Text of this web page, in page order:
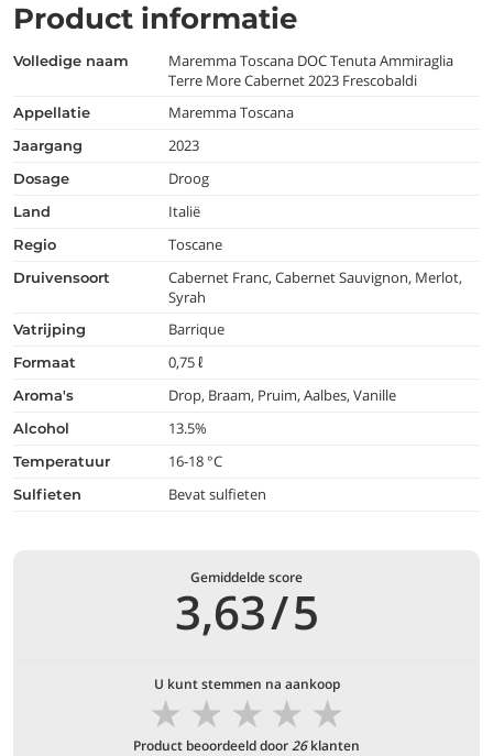
Product informatie
volledige naam
Maremma Toscana DOC Tenuta Ammiraglia
Terre More Cabernet 2023 Frescobaldi
appellatie Maremma Toscana
jaargang 2023
dosage Droog
land Italië
regio Toscane
druivensoort
Cabernet Franc, Cabernet Sauvignon, Merlot,
Syrah
vatrijping Barrique
formaat 0,75 ℓ
aroma's Drop, Braam, Pruim, Aalbes, Vanille
alcohol 13.5%
temperatuur 16-18 °C
Sulfieten Bevat sulfieten
Gemiddelde score
3,63/5
U kunt stemmen na aankoop
★
★
★
★
★
Product beoordeeld door26klanten